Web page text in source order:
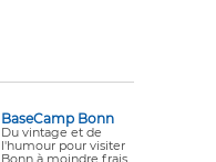
BaseCamp Bonn
Du vintage et de
l'humour pour visiter
Bonn à moindre frais.